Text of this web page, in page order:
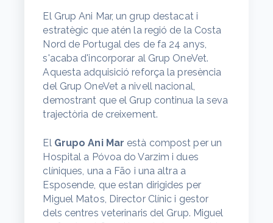
El Grup Ani Mar, un grup destacati
estratègic que atén la regió de la Costa
Nord de Portugal des de fa 24 anys,
s'acaba d'incorporar al Grup OneVet.
Aquesta adquisició reforça lapresència
del Grup OneVetanivellnacional,
demostrant que el Grup continua la seva
trajectòria de creixement.
El Grupo Ani Mar està compost per un
Hospital a Póvoa do Varzim i dues
clíniques, una a Fão i una altra a
Esposende, que estan dirigides per
Miguel Matos, Director Clínic i gestor
dels centres veterinaris del Grup. Miguel